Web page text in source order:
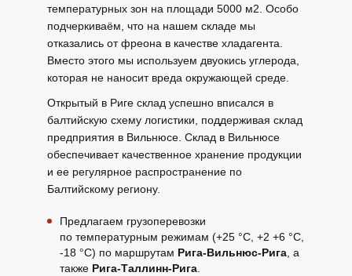
температурных зон на площади 5000 м2. Особо
подчеркиваём, что на нашем складе мы
отказались от фреона в качестве хладагента.
Вместо этого мы используем двуокись углерода,
которая не наносит вреда окружающей среде.
Открытый в Риге склад успешно вписался в
балтийскую схему логистики, поддерживая склад
предприятия в Вильнюсе. Склад в Вильнюсе
обеспечивает качественное хранение продукции
и ее регулярное распространение по
Балтийскому региону.
Предлагаем грузоперевозки
по температурным режимам (+25 °C, +2 +6 °C,
-18 °C) по маршрутам Рига-Вильнюс-Рига, а
также Рига-Таллинн-Рига.
Политика
конфиденциальности